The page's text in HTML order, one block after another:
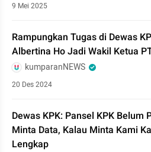
9 Mei 2025
Rampungkan Tugas di Dewas
Albertina Ho Jadi Wakil Ketua
kumparanNEWS
20 Des 2024
Dewas KPK: Pansel KPK Belum
Minta Data, Kalau Minta Kami
Lengkap